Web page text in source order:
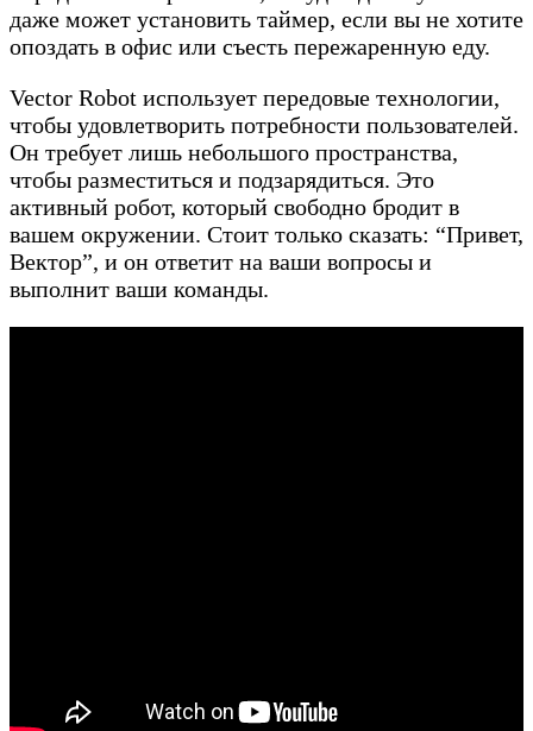
даже может установить таймер, если вы не хотите
опоздать в офис или съесть пережаренную еду.
Vector Robot использует передовые технологии,
чтобы удовлетворить потребности пользователей.
Он требует лишь небольшого пространства,
чтобы разместиться и подзарядиться. Это
активный робот, который свободно бродит в
вашем окружении. Стоит только сказать: “Привет,
Вектор”, и он ответит на ваши вопросы и
выполнит ваши команды.